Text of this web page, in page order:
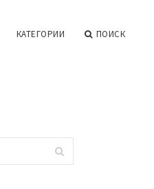
КАТЕГОРИИ ПОИСК